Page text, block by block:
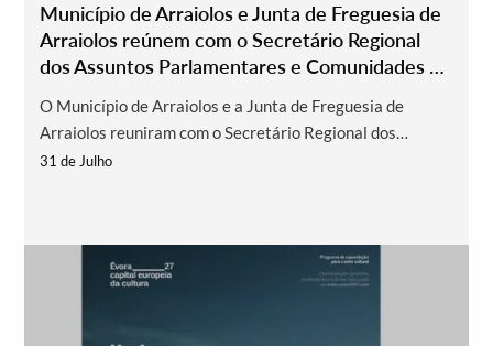
Município de Arraiolos e Junta de Freguesia de
Arraiolos reúnem com o Secretário Regional
dos Assuntos Parlamentares e Comunidades do
O Município de Arraiolos e a Junta de Freguesia de
Arraiolos reuniram com o Secretário Regional dos
Assuntos Parlamentares e Comunidades, Dr. Paulo
de Ilhas e contou com a presença da Vereadora Ana
Tomaz, do Presidente da Junta de Freguesia de Arraiolos,
31 de Julho